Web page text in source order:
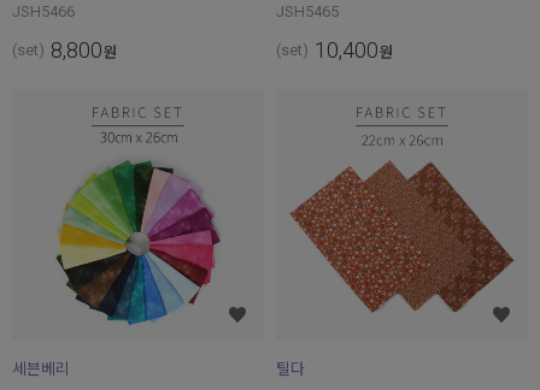
JSH5466
(set) 8,800원
JSH5465
(set) 10,400원
세븐베리
틸다